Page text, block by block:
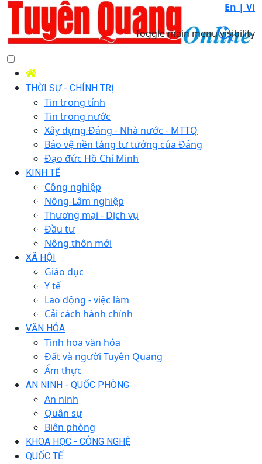
En | Vi
Toggle main menu visibility
THỜI SỰ - CHÍNH TRỊ
Tin trong tỉnh
Tin trong nước
Xây dựng Đảng - Nhà nước - MTTQ
Bảo vệ nền tảng tư tưởng của Đảng
Đạo đức Hồ Chí Minh
KINH TẾ
Công nghiệp
Nông-Lâm nghiệp
Thương mại - Dịch vụ
Đầu tư
Nông thôn mới
XÃ HỘI
Giáo dục
Y tế
Lao động - việc làm
Cải cách hành chính
VĂN HÓA
Tinh hoa văn hóa
Đất và người Tuyên Quang
Ẩm thực
AN NINH - QUỐC PHÒNG
An ninh
Quân sự
Biên phòng
KHOA HỌC - CÔNG NGHỆ
QUỐC TẾ